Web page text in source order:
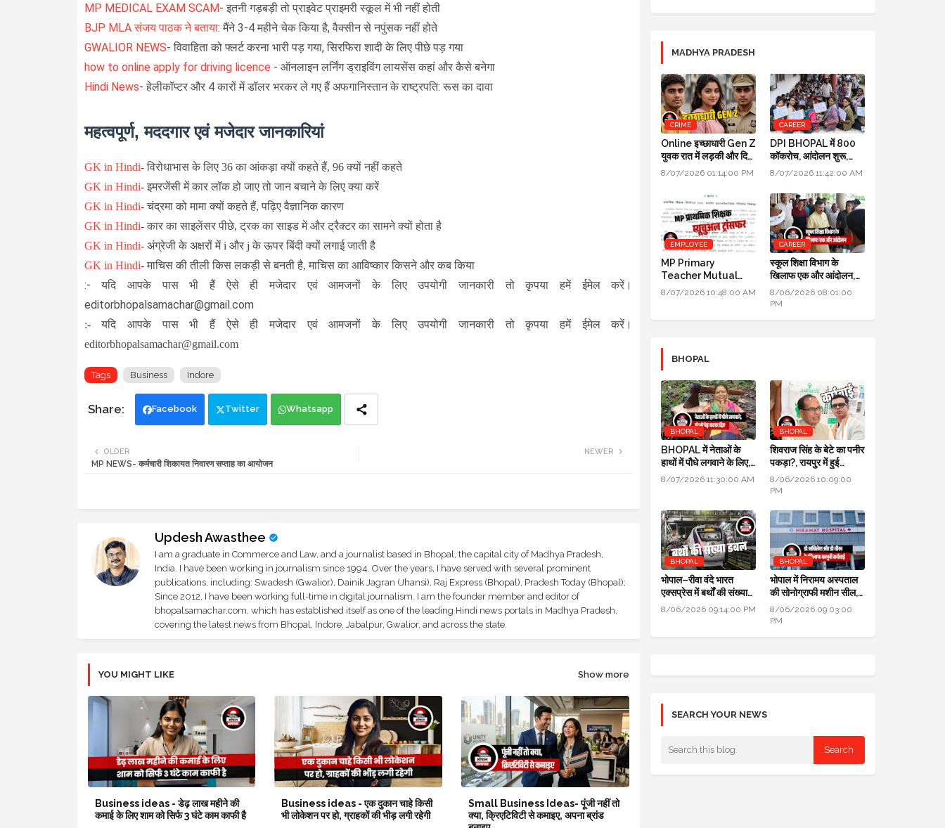
MP MEDICAL EXAM SCAM- इतनी गड़बड़ी तो प्राइवेट प्राइमरी स्कूल में भी नहीं होती
BJP MLA संजय पाठक ने बताया: मैंने 3-4 महीने चेक किया है, वैक्सीन से नपुंसक नहीं होते
GWALIOR NEWS- विवाहिता को फ्लर्ट करना भारी पड़ गया, सिरफिरा शादी के लिए पीछे पड़ गया
how to online apply for driving licence - ऑनलाइन लर्निंग ड्राइविंग लायसेंस कहां और कैसे बनेगा
Hindi News- हेलीकॉप्टर और 4 कारों में डॉलर भरकर ले गए हैं अफगानिस्तान के राष्ट्रपति: रूस का दावा
महत्वपूर्ण, मददगार एवं मजेदार जानकारियां
GK in Hindi- विरोधाभास के लिए 36 का आंकड़ा क्यों कहते हैं, 96 क्यों नहीं कहते
GK in Hindi- इमरजेंसी में कार लॉक हो जाए तो जान बचाने के लिए क्या करें
GK in Hindi- चंद्रमा को मामा क्यों कहते हैं, पढ़िए वैज्ञानिक कारण
GK in Hindi- कार का साइलेंसर पीछे, ट्रक का साइड में और ट्रैक्टर का सामने क्यों होता है
GK in Hindi- अंग्रेजी के अक्षरों में i और j के ऊपर बिंदी क्यों लगाई जाती है
GK in Hindi- माचिस की तीली किस लकड़ी से बनती है, माचिस का आविष्कार किसने और कब किया
:- यदि आपके पास भी हैं ऐसे ही मजेदार एवं आमजनों के लिए उपयोगी जानकारी तो कृपया हमें ईमेल करें।
editorbhopalsamachar@gmail.com
:- यदि आपके पास भी हैं ऐसे ही मजेदार एवं आमजनों के लिए उपयोगी जानकारी तो कृपया हमें ईमेल करें।
editorbhopalsamachar@gmail.com
Tags Business Indore
Facebook Twitter Whatsapp
NEWER
OLDER
MP NEWS- कर्मचारी शिकायत निवारण सप्ताह का आयोजन
Updesh Awasthee
I am a graduate in Commerce and Law, and a journalist based in Bhopal, the capital city of Madhya Pradesh,
India. I have been working in journalism since 1994. Over the years, I have served with several prominent
publications, including: Swadesh (Gwalior), Dainik Jagran (Jhansi), Raj Express (Bhopal), Pradesh Today (Bhopal);
Since 2012, I have been working full-time in digital journalism. I am the founder member and editor of
bhopalsamachar.com, which has established itself as one of the leading Hindi news portals in Madhya Pradesh,
covering the latest news from Bhopal, Indore, Jabalpur, Gwalior, and across the state.
YOU MIGHT LIKE Show more
Business ideas - डेढ़ लाख महीने की
कमाई के लिए शाम को सिर्फ 3 घंटे काम काफी है
Business ideas - एक दुकान चाहे किसी
भी लोकेशन पर हो, ग्राहकों की भीड़ लगी रहेगी
Small Business Ideas- पूंजी नहीं तो
क्या, क्रिएटिविटी से कमाइए, अपना ब्रांड
MADHYA PRADESH
CRIME
Online इच्छाधारी Gen Z
युवक रात में लड़की और दिन
में INDORE ACP बन
8/07/2026 01:14:00 PM
CAREER
DPI BHOPAL में 800
कॉकरोच, आंदोलन शुरू,
मंत्री उदय प्रताप सिंह के
8/07/2026 11:42:00 AM
EMPLOYEE
MP Primary
Teacher Mutual
Transfer 2026: DPI
8/07/2026 10:48:00 AM
CAREER
स्कूल शिक्षा विभाग के
खिलाफ एक और आंदोलन,
DPI के सामने तीन दिन तक
धरना प्रदर्शन होगा
8/06/2026 08:01:00
PM
BHOPAL
BHOPAL
BHOPAL में नेताओं के
हाथों में पौधे लगवाने के लिए,
700 हरे भरे पेड़ कटवा दिए
8/07/2026 11:30:00 AM
BHOPAL
शिवराज सिंह के बेटे का पनीर
पकड़ा?, रायपुर में हुई
कार्रवाई, जांच के लिए लैब
भेजा
8/06/2026 10:09:00
PM
BHOPAL
भोपाल–रीवा वंदे भारत
एक्सप्रेस में बर्थों की संख्या
डबल से ज्यादा हुई
8/06/2026 09:14:00 PM
BHOPAL
भोपाल में निरामय अस्पताल
की सोनोग्राफी मशीन सील,
सीएमएचओ ने की कार्यवाही
8/06/2026 09:03:00
PM
SEARCH YOUR NEWS